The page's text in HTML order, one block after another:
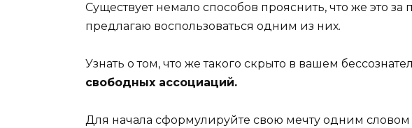
Существует немало способов прояснить, что же это за
предлагаю воспользоваться одним из них.
Узнать о том, что же такого скрыто в вашем
свободных ассоциаций.
Для начала сформулируйте свою мечту одним